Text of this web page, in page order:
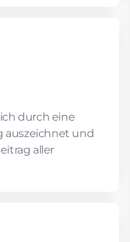
durch eine
auszeichnet und
aller